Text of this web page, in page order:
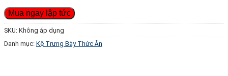
Mua ngay lập tức
SKU: Không áp dụng
Danh mục: Kệ Trưng Bày Thức Ăn